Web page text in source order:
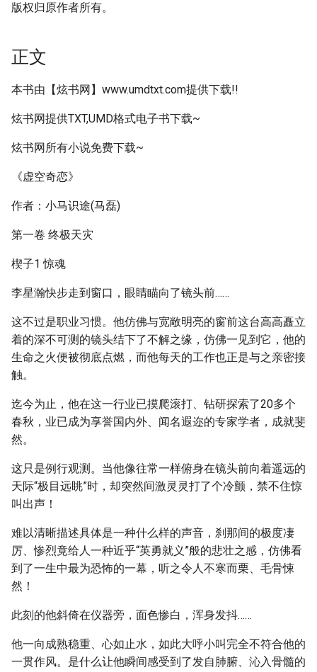
版权归原作者所有。
正文
本书由【炫书网】www.umdtxt.com提供下载!!
炫书网提供TXT,UMD格式电子书下载~
炫书网所有小说免费下载~
《虚空奇恋》
作者：小马识途(马磊)
第一卷 终极天灾
楔子1 惊魂
李星瀚快步走到窗口，眼睛瞄向了镜头前……
这不过是职业习惯。他仿佛与宽敞明亮的窗前这台高高矗立
着的深不可测的镜头结下了不解之缘，仿佛一见到它，他的
生命之火便被彻底点燃，而他每天的工作也正是与之亲密接
触。
迄今为止，他在这一行业已摸爬滚打、钻研探索了20多个
春秋，业已成为享誉国内外、闻名遐迩的专家学者，成就斐
然。
这只是例行观测。当他像往常一样俯身在镜头前向着遥远的
天际“极目远眺”时，却突然间激灵灵打了个冷颤，禁不住惊
叫出声！
难以清晰描述具体是一种什么样的声音，刹那间的极度凄
厉、惨烈竟给人一种近乎“英勇就义”般的悲壮之感，仿佛看
到了一生中最为恐怖的一幕，听之令人不寒而栗、毛骨悚
然！
此刻的他斜倚在仪器旁，面色惨白，浑身发抖……
他一向成熟稳重、心如止水，如此大呼小叫完全不符合他的
一贯作风。是什么让他瞬间感受到了发自肺腑、沁入骨髓的